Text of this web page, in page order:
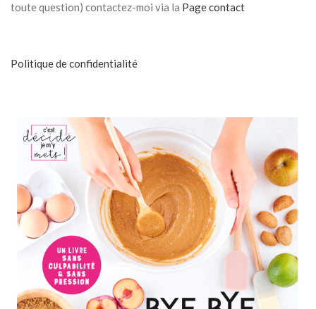
toute question) contactez-moi via la Page contact
Politique de confidentialité